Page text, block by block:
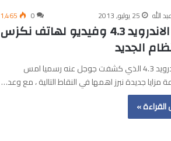
الله 25 يوليو, 2013 0 1٬465
مزايا الاندرويد 4.3 وفيديو لهاتف نكزس
جاء الاندرويد 4.3 الذي كشفت جوجل عنه رسميا امس
مزايا جديدة نبرز اهمها في النقاط التالية ، مع وعد…
»